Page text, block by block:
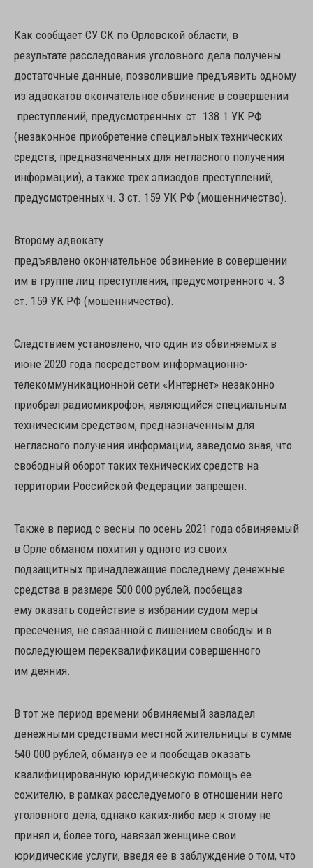
Как сообщает СУ СК по Орловской области, в
результате расследования уголовного дела получены
достаточные данные, позволившие предъявить одному
из адвокатов окончательное обвинение в совершении
преступлений, предусмотренных: ст. 138.1 УК РФ
(незаконное приобретение специальных технических
средств, предназначенных для негласного получения
информации), а также трех эпизодов преступлений,
предусмотренных ч. 3 ст. 159 УК РФ (мошенничество).
Второму адвокату
предъявлено окончательное обвинение в совершении
им в группе лиц преступления, предусмотренного ч. 3
ст. 159 УК РФ (мошенничество).
Следствием установлено, что один из обвиняемых в
июне 2020 года посредством информационно-
телекоммуникационной сети «Интернет» незаконно
приобрел радиомикрофон, являющийся специальным
техническим средством, предназначенным для
негласного получения информации, заведомо зная, что
свободный оборот таких технических средств на
территории Российской Федерации запрещен.
Также в период с весны по осень 2021 года обвиняемый
в Орле обманом похитил у одного из своих
подзащитных принадлежащие последнему денежные
средства в размере 500 000 рублей, пообещав
ему оказать содействие в избрании судом меры
пресечения, не связанной с лишением свободы и в
последующем переквалификации совершенного
им деяния.
В тот же период времени обвиняемый завладел
денежными средствами местной жительницы в сумме
540 000 рублей, обманув ее и пообещав оказать
квалифицированную юридическую помощь ее
сожителю, в рамках расследуемого в отношении него
уголовного дела, однако каких-либо мер к этому не
принял и, более того, навязал женщине свои
юридические услуги, введя ее в заблуждение о том, что